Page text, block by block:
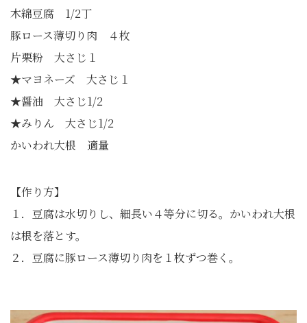
木綿豆腐 1/2丁
豚ロース薄切り肉 ４枚
片栗粉 大さじ１
★マヨネーズ 大さじ１
★醤油 大さじ1/2
★みりん 大さじ1/2
かいわれ大根 適量
【作り方】
１．豆腐は水切りし、細長い４等分に切る。かいわれ大根
は根を落とす。
２．豆腐に豚ロース薄切り肉を１枚ずつ巻く。